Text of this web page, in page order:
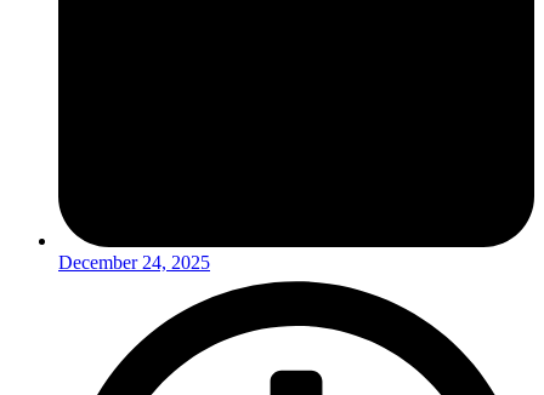
December 24, 2025